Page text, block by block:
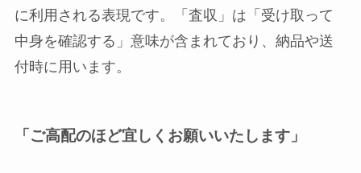
に利用される表現です。「査収」は「受け取って
中身を確認する」意味が含まれており、納品や送
付時に用います。
「ご高配のほど宜しくお願いいたします」